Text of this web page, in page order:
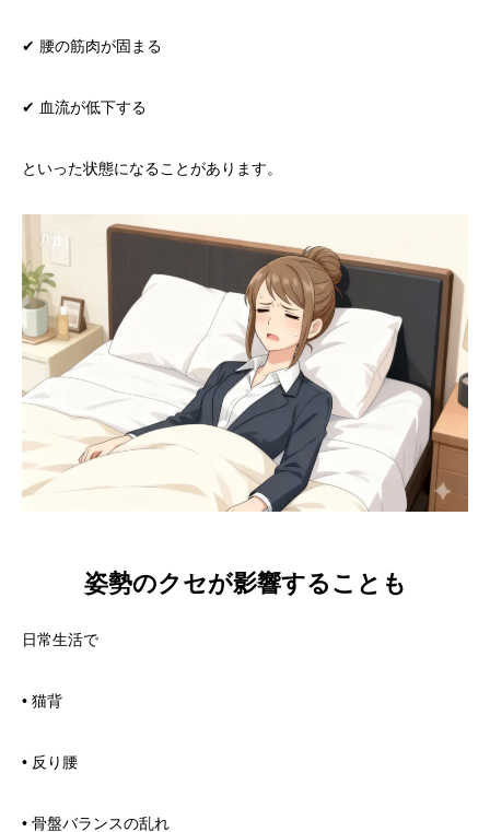
✔ 腰の筋肉が固まる
✔ 血流が低下する
といった状態になることがあります。
姿勢のクセが影響することも
日常生活で
• 猫背
• 反り腰
• 骨盤バランスの乱れ